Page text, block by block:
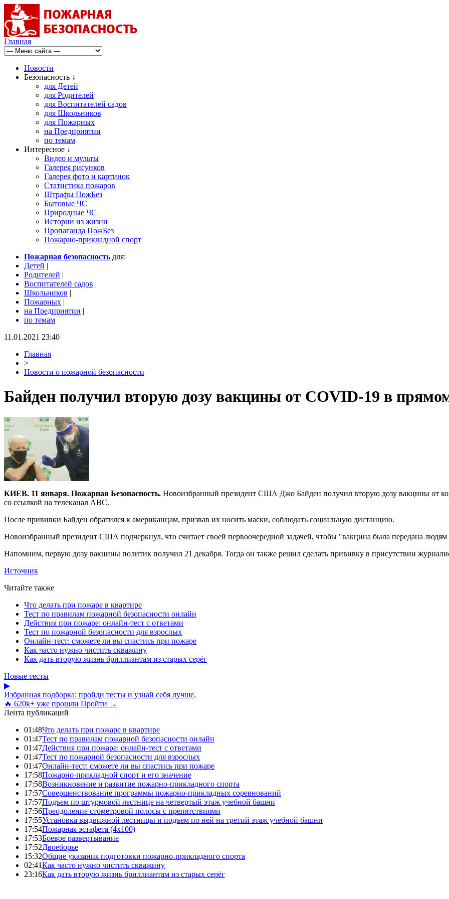
Главная
Новости
Безопасность ↓
для Детей
для Родителей
для Воспитателей садов
для Школьников
для Пожарных
на Предприятии
по темам
Интересное ↓
Видео и мульты
Галерея рисунков
Галерея фото и картинок
Статистика пожаров
Штрафы ПожБез
Бытовые ЧС
Природные ЧС
Истории из жизни
Пропаганда ПожБез
Пожарно-прикладной спорт
Пожарная безопасность для:
Детей |
Родителей |
Воспитателей садов |
Школьников |
Пожарных |
на Предприятии |
по темам
11.01.2021 23:40
Главная
>
Новости о пожарной безопасности
Байден получил вторую дозу вакцины от COVID-19 в
КИЕВ. 11 января. Пожарная Безопасность. Новоизбранный президент США Джо Байден получил вторую дозу вакцины от
со ссылкой на телеканал ABC.
После прививки Байден обратился к американцам, призвав их носить маски, соблюдать социальную дистанцию.
Новоизбранный президент США подчеркнул, что считает своей первоочередной задачей, чтобы "вакцина была передана
Напомним, первую дозу вакцины политик получил 21 декабря. Тогда он также решил сделать прививку в присутствии
Источник
Читайте также
Что делать при пожаре в квартире
Тест по правилам пожарной безопасности онлайн
Действия при пожаре: онлайн-тест с ответами
Тест по пожарной безопасности для взрослых
Онлайн-тест: сможете ли вы спастись при пожаре
Как часто нужно чистить скважину
Как дать вторую жизнь бриллиантам из старых серёг
Новые тесты
▶
Избранная подборка: пройди тесты и узнай себя лучше.
🔥 620k+ уже прошли Пройти →
Лента публикаций
01:48Что делать при пожаре в квартире
01:47Тест по правилам пожарной безопасности онлайн
01:47Действия при пожаре: онлайн-тест с ответами
01:47Тест по пожарной безопасности для взрослых
01:47Онлайн-тест: сможете ли вы спастись при пожаре
17:58Пожарно-прикладной спорт и его значение
17:58Возникновение и развитие пожарно-прикладного спорта
17:57Совершенствование программы пожарно-прикладных соревнований
17:57Подъем по штурмовой лестнице на четвертый этаж учебной башни
17:56Преодоление стометровой полосы с препятствиями
17:55Установка выдвижной лестницы и подъем по ней на третий этаж учебной башни
17:54Пожарная эстафета (4x100)
17:53Боевое развертывание
17:52Двоеборье
15:32Общие указания подготовки пожарно-прикладного спорта
02:41Как часто нужно чистить скважину
23:16Как дать вторую жизнь бриллиантам из старых серёг